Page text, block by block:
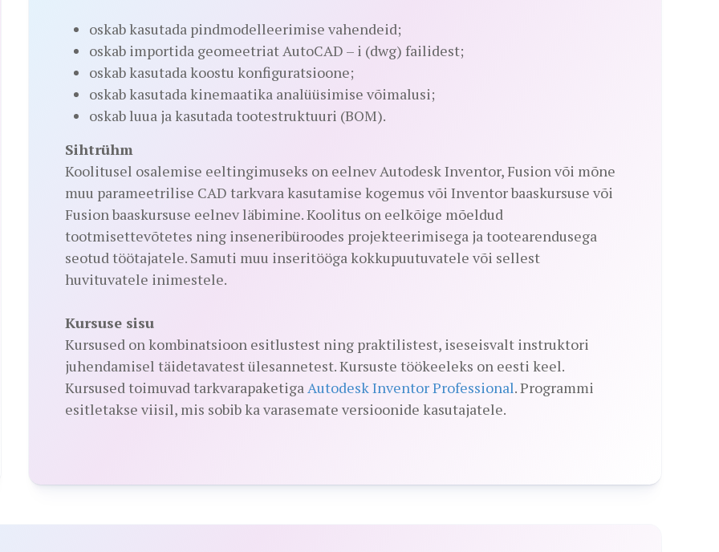
oskab kasutada pindmodelleerimise vahendeid;
oskab importida geomeetriat AutoCAD – i (dwg) failidest;
oskab kasutada koostu konfiguratsioone;
oskab kasutada kinemaatika analüüsimise võimalusi;
oskab luua ja kasutada tootestruktuuri (BOM).
Sihtrühm
Koolitusel osalemise eeltingimuseks on eelnev Autodesk Inventor, Fusion või mõne
muu parameetrilise CAD tarkvara kasutamise kogemus või Inventor baaskursuse või
Fusion baaskursuse eelnev läbimine. Koolitus on eelkõige mõeldud
tootmisettevõtetes ning inseneribüroodes projekteerimisega ja tootearendusega
seotud töötajatele. Samuti muu inseritööga kokkupuutuvatele või sellest
huvituvatele inimestele.
Kursuse sisu
Kursused on kombinatsioon esitlustest ning praktilistest, iseseisvalt instruktori
juhendamisel täidetavatest ülesannetest. Kursuste töökeeleks on eesti keel.
Kursused toimuvad tarkvarapaketigaAutodesk Inventor Professional. Programmi
esitletakse viisil, mis sobib ka varasemate versioonide kasutajatele.